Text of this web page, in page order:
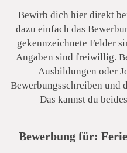
Sächsische
Bewirb dich hier direkt
dazu einfach das
gekennzeichnete Felder
Angaben sind freiwillig.
Ausbildungen oder
Bewerbungsschreiben und
Das kannst du
Bewerbung für: